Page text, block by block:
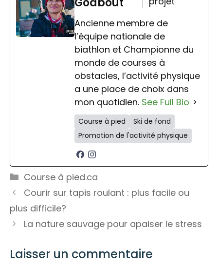
Ancienne membre de
l’équipe nationale de
biathlon et Championne du
monde de courses à
obstacles, l’activité physique
a une place de choix dans
mon quotidien. See Full Bio
Course à pied
Ski de fond
Promotion de l'activité physique
Catégories
Course à pied.ca
Courir sur tapis roulant : plus facile ou
plus difficile?
La nature sauvage pour apaiser le stress
Laisser un commentaire